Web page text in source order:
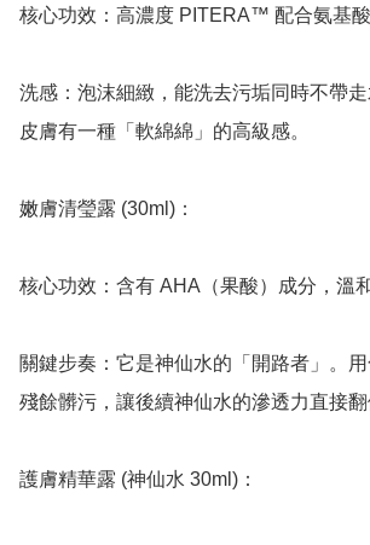
核心功效：高濃度 PITERA™ 配合氨基酸
洗感：泡沫細緻，能洗去污垢同時不帶走
皮膚有一種「軟綿綿」的高級感。
嫩膚清瑩露 (30ml)：
核心功效：含有 AHA（果酸）成分，溫
關鍵步奏：它是神仙水的「開路者」。
殘餘髒污，讓後續神仙水的滲透力直接翻
護膚精華露 (神仙水 30ml)：